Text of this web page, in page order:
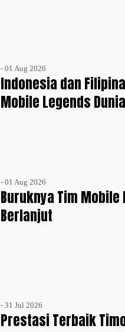
- 01 Aug 2026
Indonesia dan
Mobile Legends Dunia
- 01 Aug 2026
Buruknya Tim
Berlanjut
- 31 Jul 2026
Prestasi Terbaik